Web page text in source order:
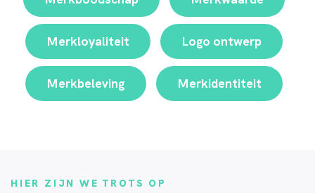
Merkloyaliteit Logo ontwerp
Merkbeleving Merkidentiteit
HIER ZIJN WE TROTS OP